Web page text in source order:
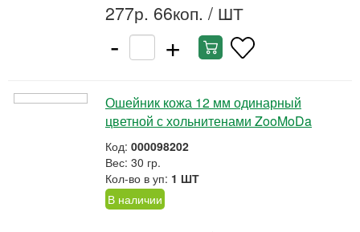
277р. 66коп. / ШТ
- +
Ошейник кожа 12 мм одинарный
цветной с хольнитенами ZooMoDa
Код: 000098202
Вес: 30 гр.
Кол-во в уп: 1 ШТ
В наличии